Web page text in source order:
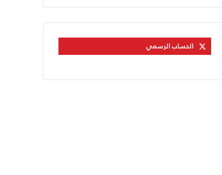
الحساب الرسمي